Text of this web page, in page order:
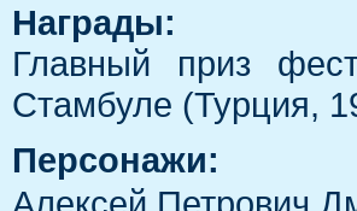
Награды:
Главный приз
Стамбуле (Турция,
Персонажи:
Алексей Петрович